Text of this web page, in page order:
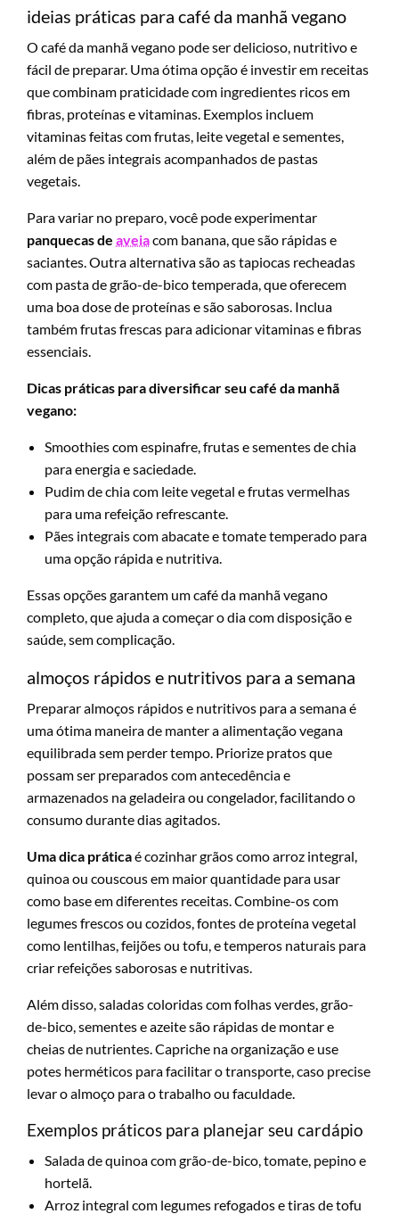
ideias práticas para café da manhã vegano
O café da manhã vegano pode ser delicioso, nutritivo e
fácil de preparar. Uma ótima opção é investir em receitas
que combinam praticidade com ingredientes ricos em
fibras, proteínas e vitaminas. Exemplos incluem
vitaminas feitas com frutas, leite vegetal e sementes,
além de pães integrais acompanhados de pastas
vegetais.
Para variar no preparo, você pode experimentar
panquecas de aveiacom banana, que são rápidas e
saciantes. Outra alternativa são as tapiocas recheadas
com pasta de grão-de-bico temperada, que oferecem
uma boa dose de proteínas e são saborosas. Inclua
também frutas frescas para adicionar vitaminas e fibras
essenciais.
Dicas práticas para diversificar seu café da manhã
vegano:
Smoothies com espinafre, frutas e sementes de chia
para energia e saciedade.
Pudim de chia com leite vegetal e frutas vermelhas
para uma refeição refrescante.
Pães integrais com abacate e tomate temperado para
uma opção rápida e nutritiva.
Essas opções garantem um café da manhã vegano
completo, que ajuda a começar o dia com disposição e
saúde, sem complicação.
almoços rápidos e nutritivos para a semana
Preparar almoços rápidos e nutritivos para a semana é
uma ótima maneira de manter a alimentação vegana
equilibrada sem perder tempo. Priorize pratos que
possam ser preparados com antecedência e
armazenados na geladeira ou congelador, facilitando o
consumo durante dias agitados.
Uma dica práticaé cozinhar grãos como arroz integral,
quinoa ou couscous em maior quantidade para usar
como base em diferentes receitas. Combine-os com
legumes frescos ou cozidos, fontes de proteína vegetal
como lentilhas, feijões ou tofu, e temperos naturais para
criar refeições saborosas e nutritivas.
Além disso, saladas coloridas com folhas verdes, grão-
de-bico, sementes e azeite são rápidas de montar e
cheias de nutrientes. Capriche na organização e use
potes herméticos para facilitar o transporte, caso precise
levar o almoço para o trabalho ou faculdade.
Exemplos práticos para planejar seu cardápio
Salada de quinoa com grão-de-bico, tomate, pepino e
hortelã.
Arroz integral com legumes refogados e tiras de tofu